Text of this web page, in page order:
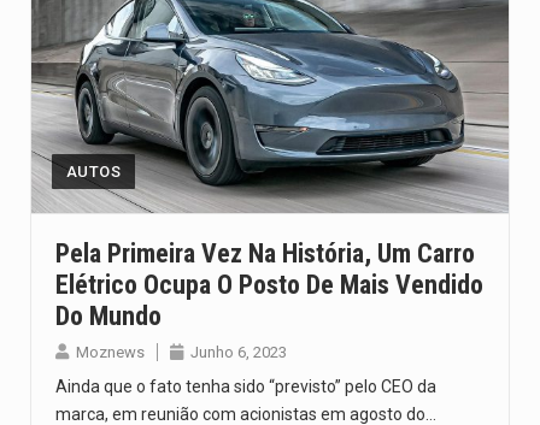
AUTOS
Pela Primeira Vez Na História, Um Carro
Elétrico Ocupa O Posto De Mais Vendido
Do Mundo
Moznews Junho 6, 2023
Ainda que o fato tenha sido “previsto” pelo CEO da
marca, em reunião com acionistas em agosto do…